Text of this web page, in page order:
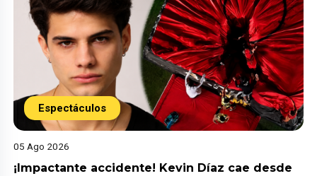
Espectáculos
05 Ago 2026
¡Impactante accidente! Kevin Díaz cae desde